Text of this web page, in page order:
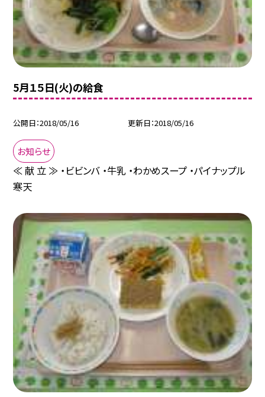
5月１５日(火)の給食
公開日 2018/05/16 更新日 2018/05/16
お知らせ
≪ 献 立 ≫ ・ビビンバ ・牛乳 ・わかめスープ ・パイナップル
寒天